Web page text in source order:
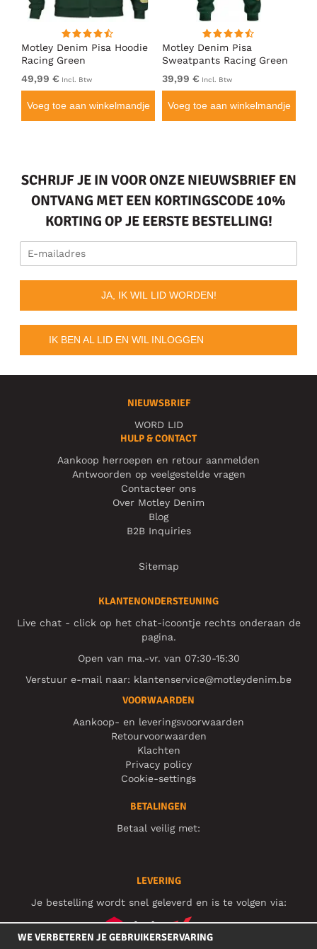
Motley Denim Pisa Hoodie
Racing Green
49,99 € Incl. Btw
Voeg toe aan winkelmandje
Motley Denim Pisa
Sweatpants Racing Green
39,99 € Incl. Btw
Voeg toe aan winkelmandje
SCHRIJF JE IN VOOR ONZE NIEUWSBRIEF EN
ONTVANG MET EEN KORTINGSCODE 10%
KORTING OP JE EERSTE BESTELLING!
JA, IK WIL LID WORDEN!
IK BEN AL LID EN WIL INLOGGEN
NIEUWSBRIEF
WORD LID
HULP & CONTACT
Aankoop herroepen en retour aanmelden
Antwoorden op veelgestelde vragen
Contacteer ons
Over Motley Denim
Blog
B2B Inquiries
Sitemap
KLANTENONDERSTEUNING
Live chat - click op het chat-icoontje rechts onderaan de
pagina.
Open van ma.-vr. van 07:30-15:30
Verstuur e-mail naar: klantenservice@motleydenim.be
VOORWAARDEN
Aankoop- en leveringsvoorwaarden
Retourvoorwaarden
Klachten
Privacy policy
Cookie-settings
BETALINGEN
Betaal veilig met:
LEVERING
Je bestelling wordt snel geleverd en is te volgen via:
WE VERBETEREN JE GEBRUIKERSERVARING